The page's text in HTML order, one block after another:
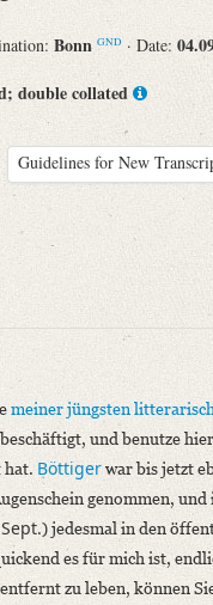
Bonn GND · Date:
double collated
Guidelines for New
- Staats- und
meiner jüngsten
beschäftigt, und benutze
hat. Böttigerwar bis jetzt
genommen,
Sept.) jedesmal in den
es für mich ist,
entfernt zu leben, können